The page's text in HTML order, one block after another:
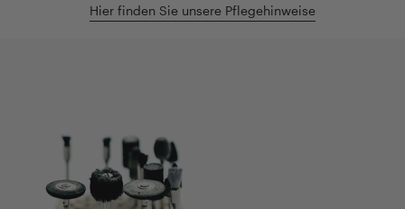
Hier finden Sie unsere Pflegehinweise